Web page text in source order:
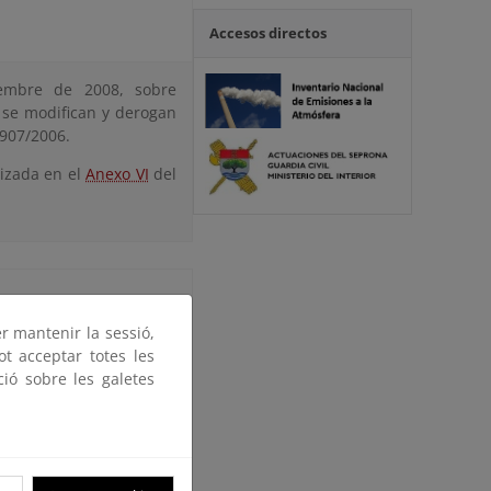
de 2008, sobre
modifican y derogan
2006.
en el Anexo VI del
Accesos directos
mantenir la sessió,
acceptar totes les
sobre les galetes